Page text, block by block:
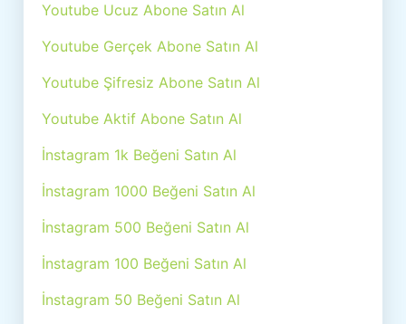
Youtube Ucuz Abone Satın Al
Youtube Gerçek Abone Satın Al
Youtube Şifresiz Abone Satın Al
Youtube Aktif Abone Satın Al
İnstagram 1k Beğeni Satın Al
İnstagram 1000 Beğeni Satın Al
İnstagram 500 Beğeni Satın Al
İnstagram 100 Beğeni Satın Al
İnstagram 50 Beğeni Satın Al